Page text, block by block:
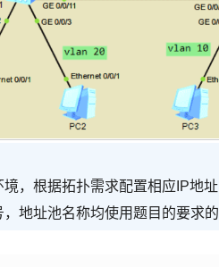
，根据拓扑需求配置相应IP地
地址池名称均使用题目的要求